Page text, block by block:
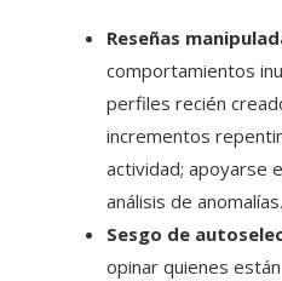
Reseñas
comportamientos
perfiles recién
incrementos
actividad; apoyarse
análisis de anomalías.
Sesgo de
opinar quienes están